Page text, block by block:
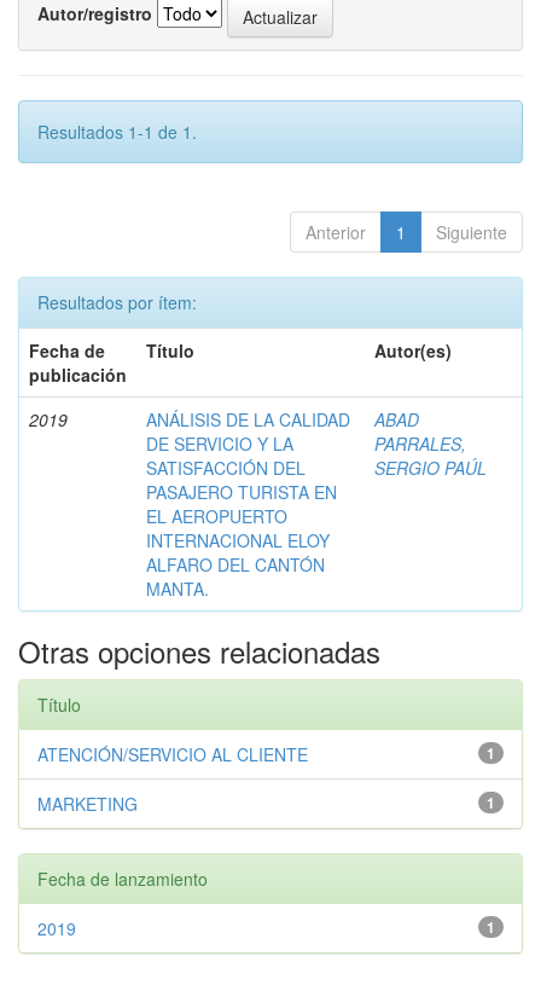
Autor/registro
Resultados 1-1 de 1.
Anterior 1 Siguiente
Resultados por ítem:
Fecha de
publicación
Título Autor(es)
2019
ANÁLISIS DE LA CALIDAD
DE SERVICIO Y LA
SATISFACCIÓN DEL
PASAJERO TURISTA EN
EL AEROPUERTO
INTERNACIONAL ELOY
ALFARO DEL CANTÓN
MANTA.
ABAD
PARRALES,
SERGIO PAÚL
Otras opciones relacionadas
Título
1
ATENCIÓN/SERVICIO AL CLIENTE
1
MARKETING
Fecha de lanzamiento
1
2019